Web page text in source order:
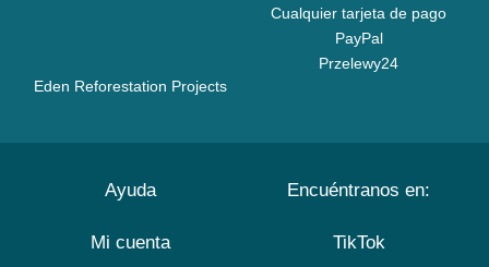
Eden Reforestation Projects
Cualquier tarjeta de pago
PayPal
Przelewy24
Ayuda
Mi cuenta
Encuéntranos en:
TikTok